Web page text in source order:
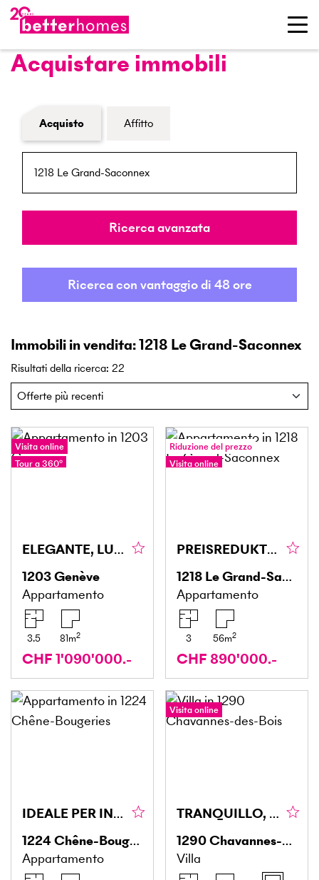
Acquistare immobili
Modulo di ricerca immobiliare
Acquisto Affitto
NPA / Località
Raggio
Ricerca avanzata
Ricerca con vantaggio di 48 ore
Immobili in vendita: 1218 Le Grand-Saconnex
Risultati della ricerca: 22
Visita online
Tour a 360°
ELEGANTE, LUMINOSO & RAFFINATO
1203Genève
Appartamento
3.5 81m2
CHF 1'090'000.-
Riduzione del prezzo
Visita online
PREISREDUKTION! UN'OPPORTUNITÀ RARA A GRAND-SACONNEX
1218 Le Grand-Saconnex
Appartamento
3 56m2
CHF 890'000.-
IDEALE PER INVESTITORI CON PISCINA
1224Chêne-Bougeries
Appartamento
Visita online
TRANQUILLO, SPAZIOSO & ELEGANTE
1290Chavannes-des-Bois
Villa